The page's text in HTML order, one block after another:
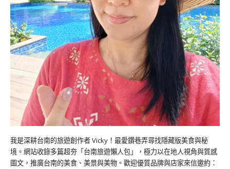
我是深耕台南的旅遊創作者 Vicky！最愛鑽巷弄尋找隱藏版美食與秘
境。網站收錄多篇超夯「台南旅遊懶人包」，極力以在地人視角與質感
圖文，推廣台南的美食、美景與美物。歡迎優質品牌與店家來信邀約：